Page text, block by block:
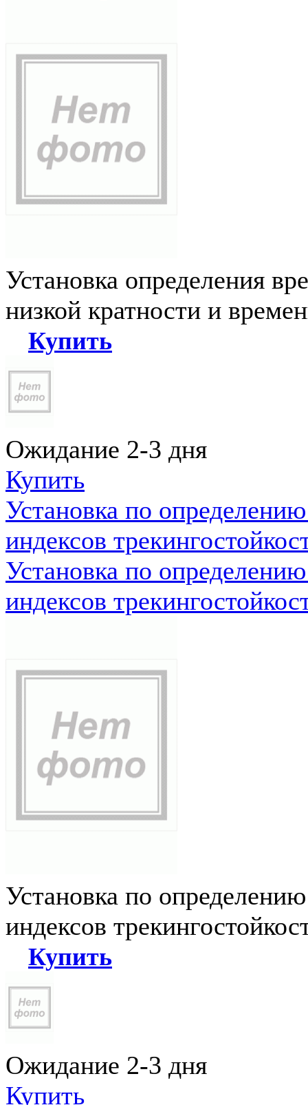
Установка определения
низкой кратности и
Купить
Ожидание 2-3 дня
Купить
Установка по
индексов
Установка по
индексов
Установка по
индексов
Купить
Ожидание 2-3 дня
Купить